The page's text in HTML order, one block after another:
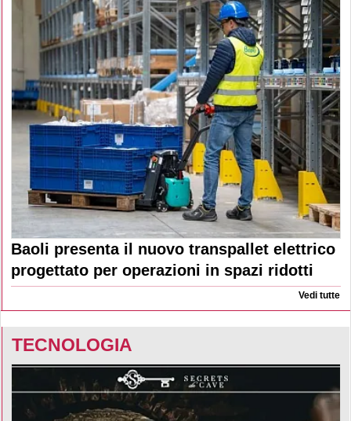
Baoli presenta il nuovo transpallet elettrico
progettato per operazioni in spazi ridotti
Vedi tutte
TECNOLOGIA